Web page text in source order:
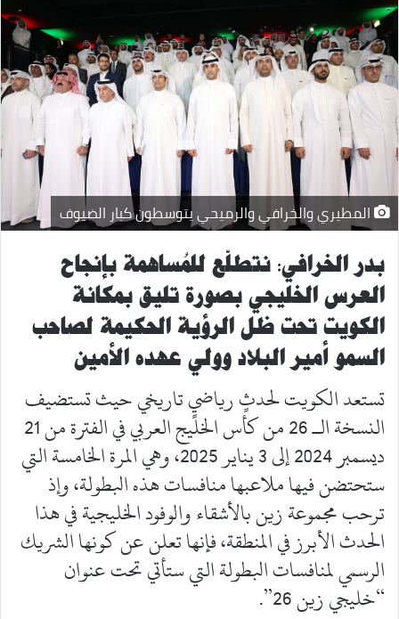
المطيري والخرافي والرميحي يتوسطون كبار الضيوف
بدر الخرافي: نتطلّع للمُساهمة بإنجاح
العرس الخليجي بصورة تليق بمكانة
الكويت تحت ظل الرؤية الحكيمة لصاحب
السمو أمير البلاد وولي عهده الأمين
تستعد الكويت لحدثٍ رياضيٍ تاريخي حيث تستضيف
النسخة الـ 26 من كأس الخليج العربي في الفترة من 21
ديسمبر 2024 إلى 3 يناير 2025، وهي المرة الخامسة التي
ستحتضن فيها ملاعبها منافسات هذه البطولة، وإذ
ترحب مجموعة زين بالأشقاء والوفود الخليجية في هذا
الحدث الأبرز في المنطقة، فإنها تعلن عن كونها الشريك
الرسمي لمنافسات البطولة التي ستأتي تحت عنوان
“خليجي زين 26”.